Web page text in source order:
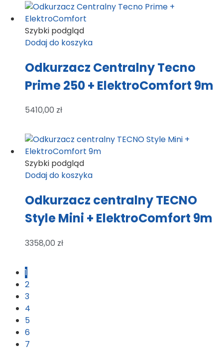
Szybki podgląd
Dodaj do koszyka
Odkurzacz Centralny Tecno
Prime 250 + ElektroComfort 9m
5410,00 zł
Szybki podgląd
Dodaj do koszyka
Odkurzacz centralny TECNO
Style Mini + ElektroComfort 9m
3358,00 zł
1
2
3
4
5
6
7